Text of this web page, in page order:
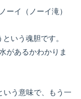
ーイ（ノーイ滝）
いう魂胆です。
があるかわかりま
う意味で、もう一